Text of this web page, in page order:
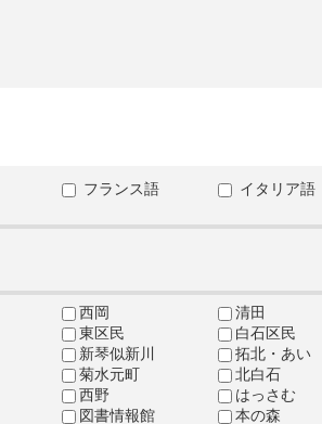
フランス語
イタリア語
西岡
清田
東区民
白石区民
新琴似新川
拓北・あい
菊水元町
北白石
西野
はっさむ
図書情報館 本の森